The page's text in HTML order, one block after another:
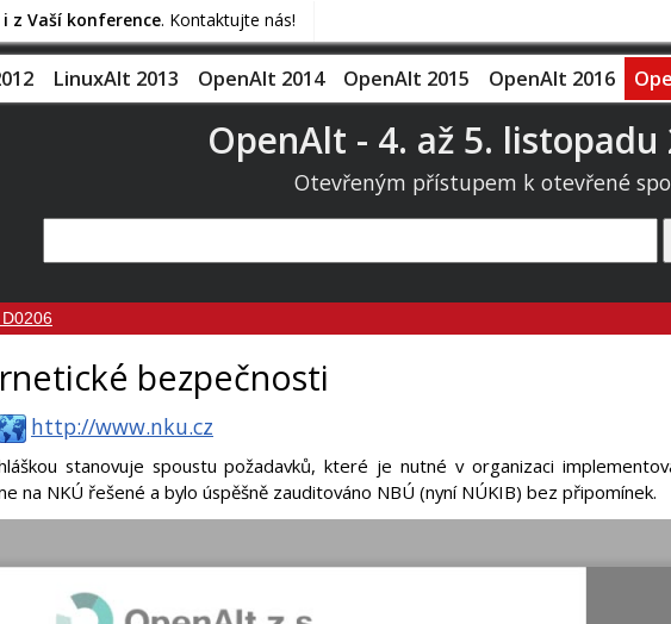
z Vaší konference. Kontaktujte nás!
LinuxAlt 2013 OpenAlt 2014 OpenAlt 2015 OpenAlt 2016
OpenAlt - 4. až 5. listopadu
Otevřeným přístupem k otevřené
bezpečnosti
http://www.nku.cz
stanovuje spoustu požadavků, které je nutné v organizaci
na NKÚ řešené a bylo úspěšně zauditováno NBÚ (nyní NÚKIB) bez připomínek.